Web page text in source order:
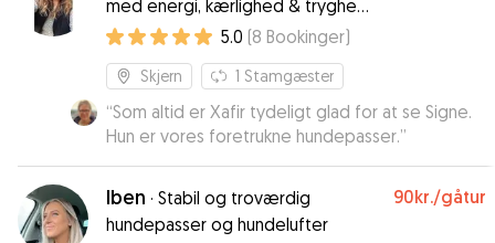
med energi, kærlighed & tryghed
til din hund! :)
5.0 (8 Bookinger)
Skjern 1 Stamgæster
“Som altid er Xafir tydeligt glad for at se Signe.
Hun er vores foretrukne hundepasser.”
Iben · Stabil og troværdig
hundepasser og hundelufter
90kr./gåtur